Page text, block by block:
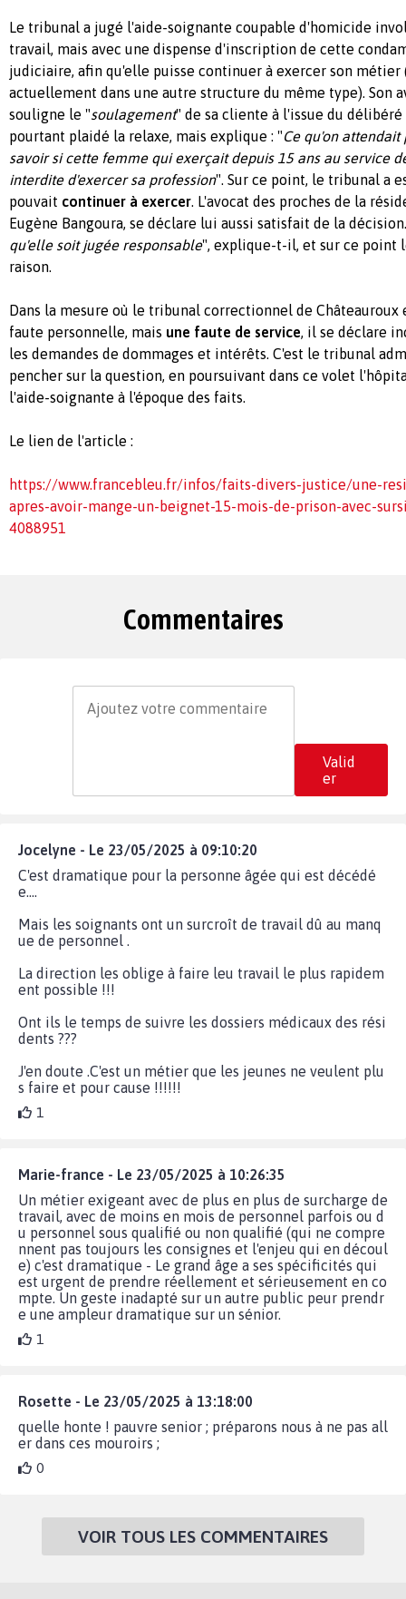
Le tribunal a jugé l'aide-soignante coupable d'homicide
travail, mais avec une dispense d'inscription de cette
judiciaire, afin qu'elle puisse continuer à exercer son
actuellement dans une autre structure du même type). Son
souligne le "soulagement" de sa cliente à l'issue du
pourtant plaidé la relaxe, mais explique : "Ce qu'on
savoir si cette femme qui exerçait depuis 15 ans au service
interdite d'exercer sa profession". Sur ce point, le tribunal a
pouvait continuer à exercer. L'avocat des proches de la
Eugène Bangoura, se déclare lui aussi satisfait de la
qu'elle soit jugée responsable", explique-t-il, et sur ce point
raison.
Dans la mesure où le tribunal correctionnel de Châteauroux
faute personnelle, mais une faute de service, il se déclare
les demandes de dommages et intérêts. C'est le tribunal
pencher sur la question, en poursuivant dans ce volet
l'aide-soignante à l'époque des faits.
Le lien de l'article :
https://www.francebleu.fr/infos/faits-divers-justice/une-
apres-avoir-mange-un-beignet-15-mois-de-prison-avec-
4088951
Commentaires
Valid
er
Jocelyne - Le 23/05/2025 à 09:10:20
C'est dramatique pour la personne âgée qui est décédé
e....
Mais les soignants ont un surcroît de travail dû au manq
ue de personnel .
La direction les oblige à faire leu travail le plus rapidem
ent possible !!!
Ont ils le temps de suivre les dossiers médicaux des rési
dents ???
J'en doute .C'est un métier que les jeunes ne veulent plu
s faire et pour cause !!!!!!
1
Marie-france - Le 23/05/2025 à 10:26:35
Un métier exigeant avec de plus en plus de surcharge de
travail, avec de moins en mois de personnel parfois ou d
u personnel sous qualifié ou non qualifié (qui ne compre
nnent pas toujours les consignes et l'enjeu qui en découl
e) c'est dramatique - Le grand âge a ses spécificités qui
est urgent de prendre réellement et sérieusement en co
mpte. Un geste inadapté sur un autre public peur prendr
e une ampleur dramatique sur un sénior.
1
Rosette - Le 23/05/2025 à 13:18:00
quelle honte ! pauvre senior ; préparons nous à ne pas all
er dans ces mouroirs ;
0
VOIR TOUS LES COMMENTAIRES